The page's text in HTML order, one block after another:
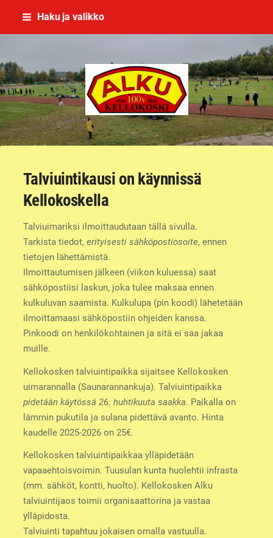
Siirry
Haku ja valikko
Kellokosken Alku ry
Talviuintikausi on käynnissä
Kellokoskella
Talviuimariksi ilmoittaudutaan tällä sivulla.
Tarkista tiedot, erityisesti sähköpostiosoite, ennen
tietojen lähettämistä.
Ilmoittautumisen jälkeen (viikon kuluessa) saat
sähköpostiisi laskun, joka tulee maksaa ennen
kulkuluvan saamista. Kulkulupa (pin koodi) lähetetään
ilmoittamaasi sähköpostiin ohjeiden kanssa.
Pinkoodi on henkilökohtainen ja sitä ei saa jakaa
muille.
Kellokosken talviuintipaikka sijaitsee Kellokosken
uimarannalla (Saunarannankuja). Talviuintipaikka
pidetään käytössä 26. huhtikuuta saakka. Paikalla on
lämmin pukutila ja sulana pidettävä avanto. Hinta
kaudelle 2025-2026 on 25€.
Kellokosken talviuintipaikkaa ylläpidetään
vapaaehtoisvoimin. Tuusulan kunta huolehtii infrasta
(mm. sähköt, kontti, huolto). Kellokosken Alku
talviuintijaos toimii organisaattorina ja vastaa
ylläpidosta.
Talviuinti tapahtuu jokaisen omalla vastuulla.